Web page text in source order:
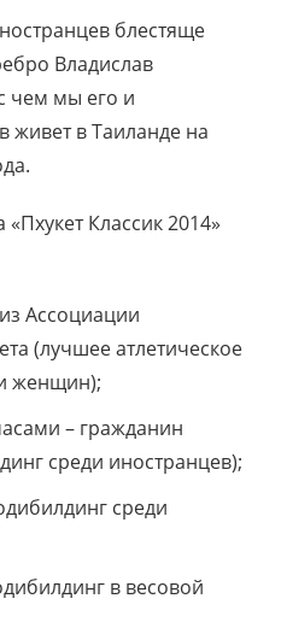
блестяще
Владислав
чем мы его и
живет в Таиланде на
Классик 2014»
Ассоциации
(лучшее атлетическое
женщин);
– гражданин
среди иностранцев);
среди
в весовой